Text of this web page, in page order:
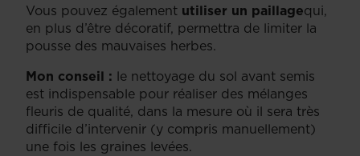
Vous pouvez également utiliser un paillagequi,
en plus d’être décoratif, permettra de limiter la
pousse des mauvaises herbes.
Mon conseil : le nettoyage du sol avant semis
est indispensable pour réaliser des mélanges
fleuris de qualité, dans la mesure où il sera très
difficile d’intervenir (y compris manuellement)
une fois les graines levées.